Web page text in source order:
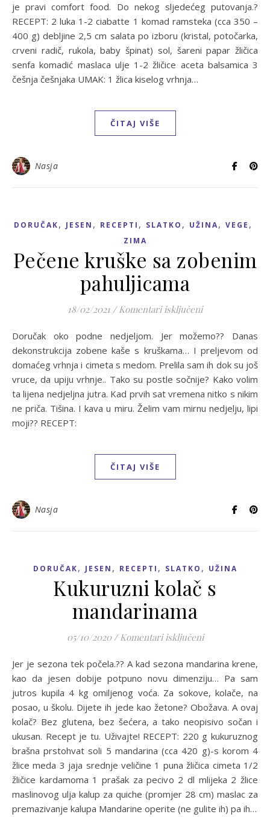
je pravi comfort food. Do nekog sljedećeg putovanja.?
RECEPT: 2 luka 1-2 ciabatte 1 komad ramsteka (cca 350 –
400 g) debljine 2,5 cm salata po izboru (kristal, potočarka,
crveni radič, rukola, baby špinat) sol, šareni papar žličica
senfa komadić maslaca ulje 1-2 žličice aceta balsamica 3
češnja češnjaka UMAK: 1 žlica kiselog vrhnja…
ČITAJ VIŠE
Nasja
DORUČAK, JESEN , RECEPTI , SLATKO , UŽINA, VEGE ,
ZIMA
Pečene kruške sa zobenim
pahuljicama
18/02/2021 / Komentari isključeniza Pečene
Doručak oko podne nedjeljom. Jer možemo?? Danas
dekonstrukcija zobene kaše s kruškama… I preljevom od
domaćeg vrhnja i cimeta s medom. Prelila sam ih dok su još
vruce, da upiju vrhnje.. Tako su postle sočnije? Kako volim
ta lijena nedjeljna jutra. Kad prvih sat vremena nitko s nikim
ne priča. Tišina. I kava u miru. Želim vam mirnu nedjelju, lipi
moji?? RECEPT:
ČITAJ VIŠE
Nasja
DORUČAK, JESEN , RECEPTI , SLATKO , UŽINA
Kukuruzni kolač s
mandarinama
05/10/2020 / Komentari isključeniza Kukuruzni
Jer je sezona tek počela.?? A kad sezona mandarina krene,
kao da jesen dobije potpuno novu dimenziju… Pa sam
jutros kupila 4 kg omiljenog voća. Za sokove, kolače, na
posao, u školu. Dijete ih jede kao žetone? Obožava. A ovaj
kolač? Bez glutena, bez šećera, a tako neopisivo sočan i
ukusan. Recept je tu. Uživajte! RECEPT: 220 g kukuruznog
brašna prstohvat soli 5 mandarina (cca 420 g)-s korom 4
žlice meda 3 jaja srednje veličine 1 puna žličica cimeta 1/2
žličice kardamoma 1 prašak za pecivo 2 dl mlijeka 2 žlice
maslinovog ulja kalup za quiche (promjer 28 cm) maslac za
premazivanje kalupa Mandarine operite (ne gulite ih) pa ih…